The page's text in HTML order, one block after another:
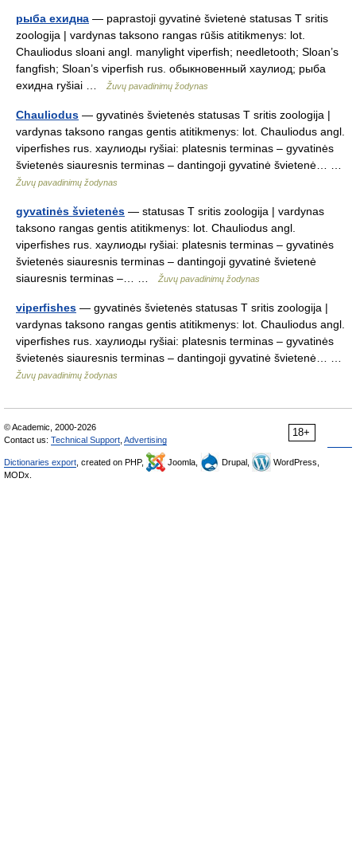
рыба ехидна — paprastoji gyvatinė švietenė statusas T sritis
zoologija | vardynas taksono rangas rūšis atitikmenys: lot.
Chauliodus sloani angl. manylight viperfish; needletooth; Sloan’s
fangfish; Sloan’s viperfish rus. обыкновенный хаулиод; рыба
ехидна ryšiai …
Žuvų pavadinimų žodynas
Chauliodus — gyvatinės švietenės statusas T sritis zoologija |
vardynas taksono rangas gentis atitikmenys: lot. Chauliodus angl.
viperfishes rus. хаулиоды ryšiai: platesnis terminas – gyvatinės
švietenės siauresnis terminas – dantingoji gyvatinė švietenė… …
Žuvų pavadinimų žodynas
gyvatinės švietenės — statusas T sritis zoologija | vardynas
taksono rangas gentis atitikmenys: lot. Chauliodus angl.
viperfishes rus. хаулиоды ryšiai: platesnis terminas – gyvatinės
švietenės siauresnis terminas – dantingoji gyvatinė švietenė
siauresnis terminas –… …
Žuvų pavadinimų žodynas
viperfishes — gyvatinės švietenės statusas T sritis zoologija |
vardynas taksono rangas gentis atitikmenys: lot. Chauliodus angl.
viperfishes rus. хаулиоды ryšiai: platesnis terminas – gyvatinės
švietenės siauresnis terminas – dantingoji gyvatinė švietenė… …
Žuvų pavadinimų žodynas
18+
© Academic, 2000-2026
Contact us: Technical Support Advertising
Dictionaries export , created on PHP, Joomla, Drupal,
WordPress,
MODx.